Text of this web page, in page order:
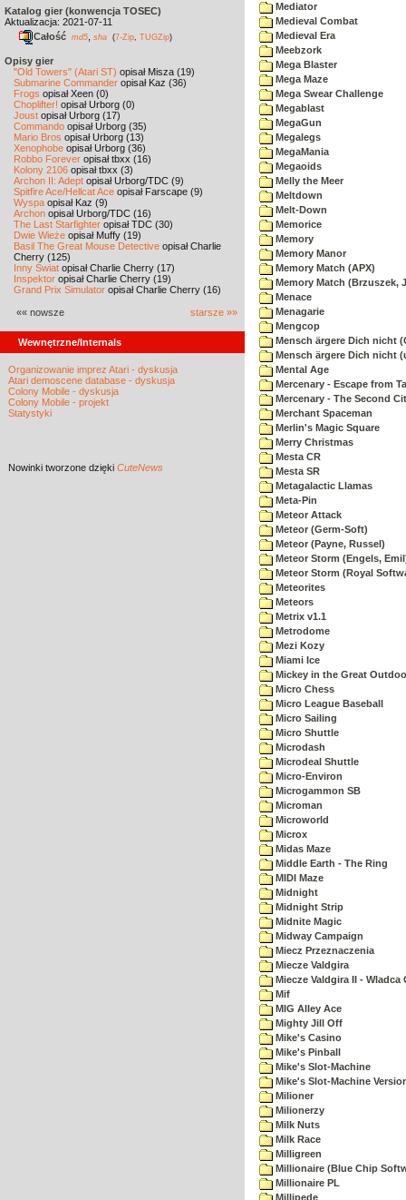
Katalog gier (konwencja TOSEC)
Aktualizacja: 2021-07-11
Całość md5 sha (7-Zip TUGZip)
Opisy gier
"Old Towers" (Atari ST) opisał Misza (19)
Submarine Commander opisał Kaz (36)
Frogs opisał Xeen (0)
Choplifter! opisał Urborg (0)
Joust opisał Urborg (17)
Commando opisał Urborg (35)
Mario Bros opisał Urborg (13)
Xenophobe opisał Urborg (36)
Robbo Forever opisał tbxx (16)
Kolony 2106 opisał tbxx (3)
Archon II: Adept opisał Urborg/TDC (9)
Spitfire Ace/Hellcat Ace opisał Farscape (9)
Wyspa opisał Kaz (9)
Archon opisał Urborg/TDC (16)
The Last Starfighter opisał TDC (30)
Dwie Wieże opisał Muffy (19)
Basil The Great Mouse Detective opisał Charlie
Cherry (125)
Inny Świat opisał Charlie Cherry (17)
Inspektor opisał Charlie Cherry (19)
Grand Prix Simulator opisał Charlie Cherry (16)
«« nowsze starsze »»
Wewnętrzne/Internals
Organizowanie imprez Atari - dyskusja
Atari demoscene database - dyskusja
Colony Mobile - dyskusja
Colony Mobile - projekt
Statystyki
Nowinki tworzone dzięki CuteNews
Mediator
Medieval Combat
Medieval Era
Meebzork
Mega Blaster
Mega Maze
Mega Swear Challenge
Megablast
MegaGun
Megalegs
MegaMania
Megaoids
Melly the Meer
Meltdown
Melt-Down
Memorice
Memory
Memory Manor
Memory Match (APX)
Memory Match (Brzuszek,
Menace
Menagarie
Mengcop
Mensch ärgere Dich nicht
Mensch ärgere Dich nicht
Mental Age
Mercenary - Escape from
Mercenary - The Second
Merchant Spaceman
Merlin's Magic Square
Merry Christmas
Mesta CR
Mesta SR
Metagalactic Llamas
Meta-Pin
Meteor Attack
Meteor (Germ-Soft)
Meteor (Payne, Russel)
Meteor Storm (Engels,
Meteor Storm (Royal
Meteorites
Meteors
Metrix v1.1
Metrodome
Mezi Kozy
Miami Ice
Mickey in the Great
Micro Chess
Micro League Baseball
Micro Sailing
Micro Shuttle
Microdash
Microdeal Shuttle
Micro-Environ
Microgammon SB
Microman
Microworld
Microx
Midas Maze
Middle Earth - The Ring
MIDI Maze
Midnight
Midnight Strip
Midnite Magic
Midway Campaign
Miecz Przeznaczenia
Miecze Valdgira
Miecze Valdgira II - Wladca
Mif
MIG Alley Ace
Mighty Jill Off
Mike's Casino
Mike's Pinball
Mike's Slot-Machine
Mike's Slot-Machine
Milioner
Milionerzy
Milk Nuts
Milk Race
Milligreen
Millionaire (Blue Chip
Millionaire PL
Millipede